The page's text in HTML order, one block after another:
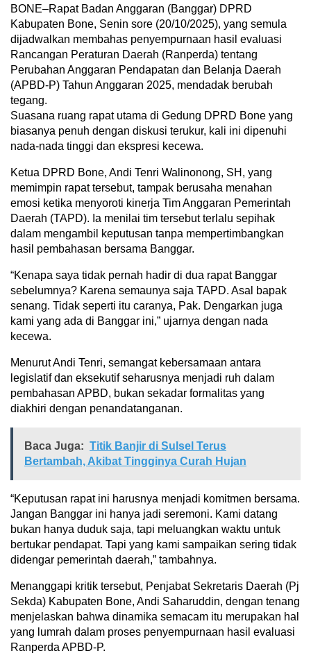
BONE–Rapat Badan Anggaran (Banggar) DPRD
Kabupaten Bone, Senin sore (20/10/2025), yang semula
dijadwalkan membahas penyempurnaan hasil evaluasi
Rancangan Peraturan Daerah (Ranperda) tentang
Perubahan Anggaran Pendapatan dan Belanja Daerah
(APBD-P) Tahun Anggaran 2025, mendadak berubah
tegang.
Suasana ruang rapat utama di Gedung DPRD Bone yang
biasanya penuh dengan diskusi terukur, kali ini dipenuhi
nada-nada tinggi dan ekspresi kecewa.
Ketua DPRD Bone, Andi Tenri Walinonong, SH, yang
memimpin rapat tersebut, tampak berusaha menahan
emosi ketika menyoroti kinerja Tim Anggaran Pemerintah
Daerah (TAPD). Ia menilai tim tersebut terlalu sepihak
dalam mengambil keputusan tanpa mempertimbangkan
hasil pembahasan bersama Banggar.
“Kenapa saya tidak pernah hadir di dua rapat Banggar
sebelumnya? Karena semaunya saja TAPD. Asal bapak
senang. Tidak seperti itu caranya, Pak. Dengarkan juga
kami yang ada di Banggar ini,” ujarnya dengan nada
kecewa.
Menurut Andi Tenri, semangat kebersamaan antara
legislatif dan eksekutif seharusnya menjadi ruh dalam
pembahasan APBD, bukan sekadar formalitas yang
diakhiri dengan penandatanganan.
Baca Juga: Titik Banjir di Sulsel Terus
Bertambah, Akibat Tingginya Curah Hujan
“Keputusan rapat ini harusnya menjadi komitmen bersama.
Jangan Banggar ini hanya jadi seremoni. Kami datang
bukan hanya duduk saja, tapi meluangkan waktu untuk
bertukar pendapat. Tapi yang kami sampaikan sering tidak
didengar pemerintah daerah,” tambahnya.
Menanggapi kritik tersebut, Penjabat Sekretaris Daerah (Pj
Sekda) Kabupaten Bone, Andi Saharuddin, dengan tenang
menjelaskan bahwa dinamika semacam itu merupakan hal
yang lumrah dalam proses penyempurnaan hasil evaluasi
Ranperda APBD-P.